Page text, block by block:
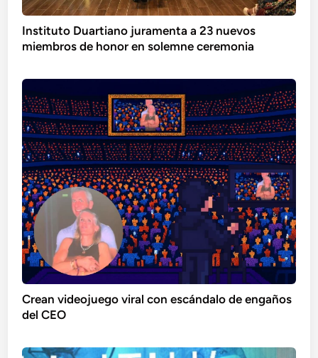
Instituto Duartiano juramenta a 23 nuevos
miembros de honor en solemne ceremonia
Crean videojuego viral con escándalo de engaños
del CEO